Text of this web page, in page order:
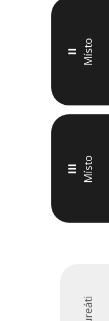
II Místo
III Místo